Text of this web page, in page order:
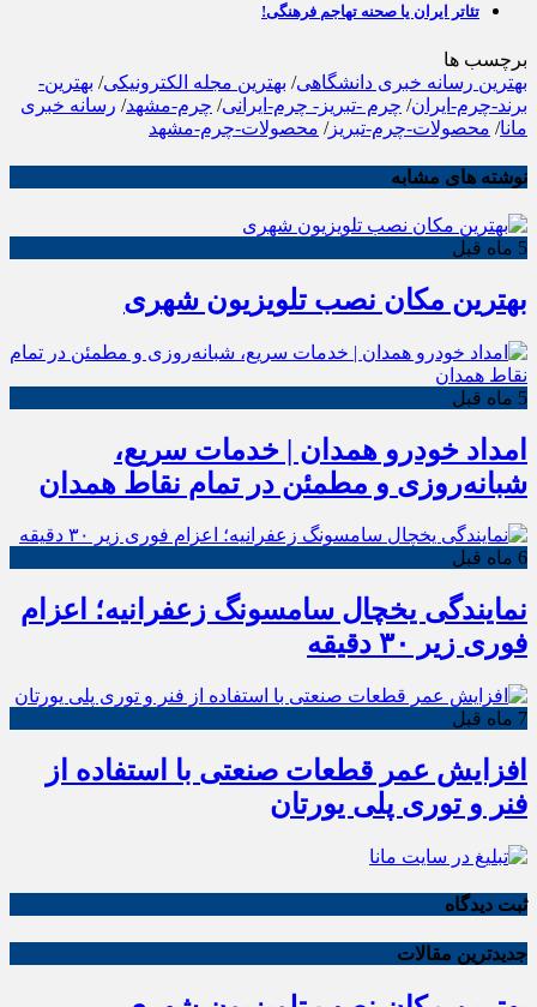
تئاتر ایران یا صحنه تهاجم فرهنگی!
برچسب ها
بهترین رسانه خبری دانشگاهی/ بهترین مجله الکترونیکی/ بهترین-
برند-چرم-ایران/ چرم -تبریز- چرم-ایرانی/ چرم-مشهد/ رسانه خبری
مانا/ محصولات-چرم-تبریز/ محصولات-چرم-مشهد
نوشته های مشابه
5 ماه قبل
بهترین مکان نصب تلویزیون شهری
5 ماه قبل
امداد خودرو همدان | خدمات سریع،
شبانه‌روزی و مطمئن در تمام نقاط همدان
6 ماه قبل
نمایندگی یخچال سامسونگ زعفرانیه؛ اعزام
فوری زیر ۳۰ دقیقه
7 ماه قبل
افزایش عمر قطعات صنعتی با استفاده از
فنر و توری پلی یورتان
ثبت دیدگاه
جدیدترین مقالات